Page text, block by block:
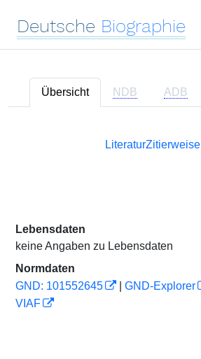
Deutsche Biographie
Übersicht NDB ADB
LiteraturZitierweise
Lebensdaten
keine Angaben zu Lebensdaten
Normdaten
GND: 101552645
GND-Explorer
VIAF